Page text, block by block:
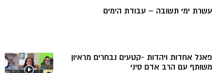
עשרת ימי תשובה – עבודת הימים
פאנל אחדות ויהדות -קטעים נבחרים מראיון
משותף עם הרב אדם סיני